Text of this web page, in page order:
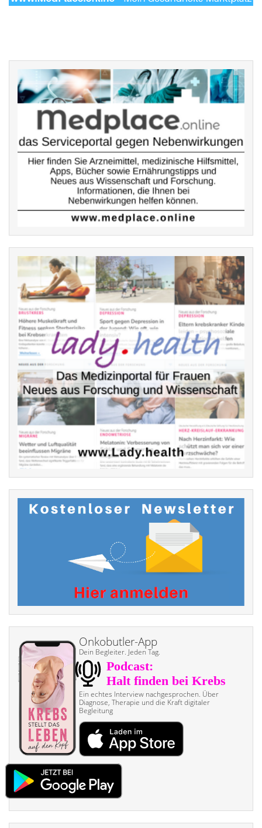
Onkobutler-App
Dein Begleiter. Jeden Tag.
Ein echtes Interview nach­gesprochen. Über
Diagnose, Therapie und die Kraft digitaler
Begleitung